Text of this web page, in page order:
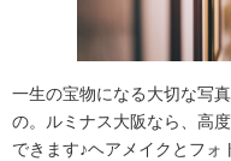
一生の宝物になる大切な写
の。ルミナス大阪なら、高
できます♪ヘアメイクとフォ